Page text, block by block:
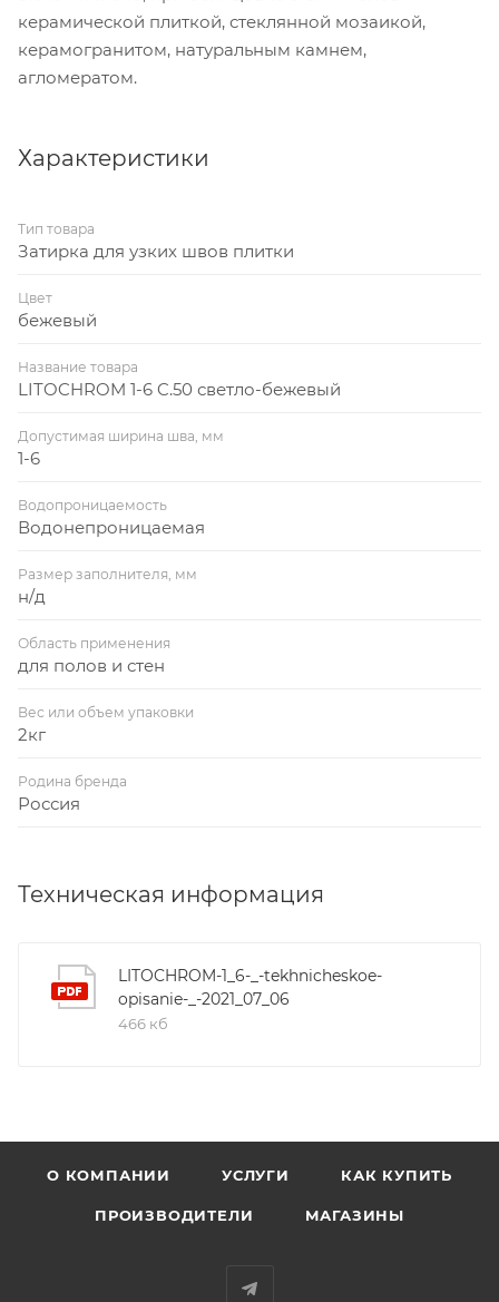
керамической плиткой, стеклянной мозаикой,
керамогранитом, натуральным камнем,
агломератом.
Характеристики
Тип товара
Затирка для узких швов плитки
Цвет
бежевый
Название товара
LITOCHROM 1-6 C.50 светло-бежевый
Допустимая ширина шва, мм
1-6
Водопроницаемость
Водонепроницаемая
Размер заполнителя, мм
н/д
Область применения
для полов и стен
Вес или объем упаковки
2кг
Родина бренда
Россия
Техническая информация
LITOCHROM-1_6-_-tekhnicheskoe-
opisanie-_-2021_07_06
466 кб
О КОМПАНИИ УСЛУГИ КАК КУПИТЬ
ПРОИЗВОДИТЕЛИ МАГАЗИНЫ